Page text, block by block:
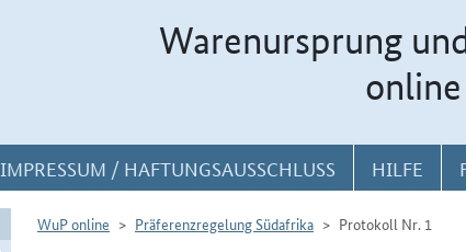
Warenursprung
online
IMPRESSUM / HAFTUNGSAUSSCHLUSS HILFE
WuP online Präferenzregelung Südafrika Protokoll Nr. 1